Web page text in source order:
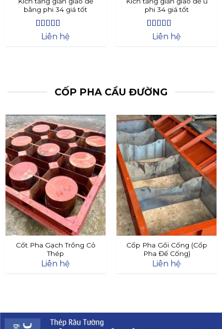
bằng phi 34 giá tốt
Được xếp
5
Liên hệ
phi 34 giá tốt
Được xếp
5
Liên hệ
CỐP PHA CẦU ĐƯỜNG
Cốt Pha Gạch Trồng Cỏ
Thép
Liên hệ
Cốp Pha Gối Cống (Cốp
Pha Đế Cống)
Liên hệ